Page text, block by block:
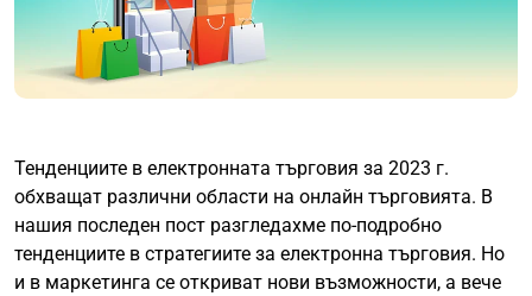
Тенденциите в електронната търговия за 2023 г.
обхващат различни области на онлайн търговията. В
нашия последен пост разгледахме по-подробно
тенденциите в стратегиите за електронна търговия. Но
и в маркетинга се откриват нови възможности, а вече